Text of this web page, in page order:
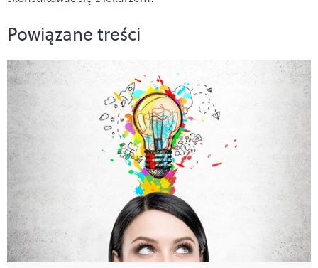
Powiązane treści